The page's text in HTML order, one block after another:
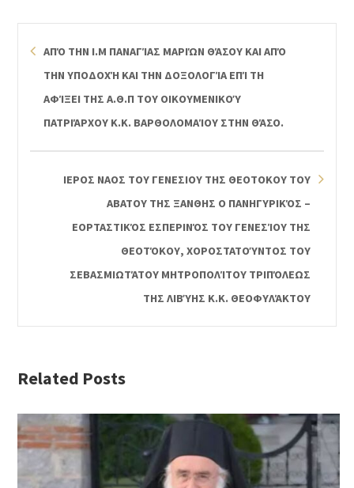
ΑΠΌ ΤΗΝ Ι.Μ ΠΑΝΑΓΊΑΣ ΜΑΡΙΏΝ ΘΆΣΟΥ ΚΑΙ ΑΠΌ
ΤΗΝ ΥΠΟΔΟΧΉ ΚΑΙ ΤΗΝ ΔΟΞΟΛΟΓΊΑ ΕΠΊ ΤΗ
ΑΦΊΞΕΙ ΤΗΣ Α.Θ.Π ΤΟΥ ΟΙΚΟΥΜΕΝΙΚΟΎ
ΠΑΤΡΙΆΡΧΟΥ Κ.Κ. ΒΑΡΘΟΛΟΜΑΊΟΥ ΣΤΗΝ ΘΆΣΟ.
ΙΕΡΟΣ ΝΑΟΣ ΤΟΥ ΓΕΝΕΣΙΟΥ ΤΗΣ ΘΕΟΤΟΚΟΥ ΤΟΥ
ΑΒΑΤΟΥ ΤΗΣ ΞΑΝΘΗΣ Ο ΠΑΝΗΓΥΡΙΚΌΣ –
ΕΟΡΤΑΣΤΙΚΌΣ ΕΣΠΕΡΙΝΌΣ ΤΟΥ ΓΕΝΕΣΊΟΥ ΤΗΣ
ΘΕΟΤΌΚΟΥ, ΧΟΡΟΣΤΑΤΟΎΝΤΟΣ ΤΟΥ
ΣΕΒΑΣΜΙΩΤΆΤΟΥ ΜΗΤΡΟΠΟΛΊΤΟΥ ΤΡΙΠΌΛΕΩΣ
ΤΗΣ ΛΙΒΎΗΣ Κ.Κ. ΘΕΟΦΥΛΆΚΤΟΥ
Related Posts